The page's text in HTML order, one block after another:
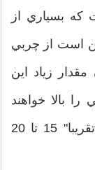
كه بسياري از
است از چربي
زياد اين
بالا خواهند
برد. در رژيم ديابتي ها پروتئين ها بايد تقريبا" 15 تا 20